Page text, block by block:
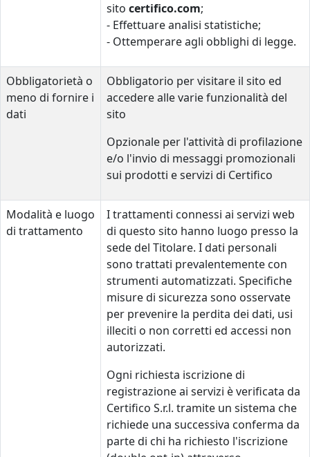
sito certifico.com;
- Effettuare analisi statistiche;
- Ottemperare agli obblighi di legge.
Obbligatorietà o
meno di fornire i
dati
Obbligatorio per visitare il sito ed
accedere alle varie funzionalità del
sito
Opzionale per l'attività di profilazione
e/o l'invio di messaggi promozionali
sui prodotti e servizi di Certifico
Modalità e luogo
di trattamento
I trattamenti connessi ai servizi web
di questo sito hanno luogo presso la
sede del Titolare. I dati personali
sono trattati prevalentemente con
strumenti automatizzati. Specifiche
misure di sicurezza sono osservate
per prevenire la perdita dei dati, usi
illeciti o non corretti ed accessi non
autorizzati.
Ogni richiesta iscrizione di
registrazione ai servizi è verificata da
Certifico S.r.l. tramite un sistema che
richiede una successiva conferma da
parte di chi ha richiesto l'iscrizione